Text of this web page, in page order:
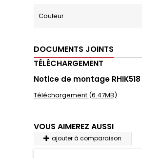
Couleur
DOCUMENTS JOINTS
TÉLÉCHARGEMENT
Notice de montage RHIK518
Téléchargement (6.47MB)
VOUS AIMEREZ AUSSI
ajouter à comparaison